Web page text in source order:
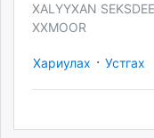
XALYYXAN
XXMOOR
Хариулах · Устгах